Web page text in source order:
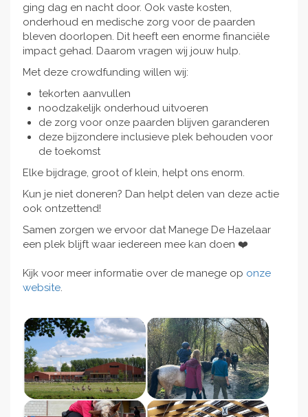
ging dag en nacht door. Ook vaste kosten,
onderhoud en medische zorg voor de paarden
bleven doorlopen. Dit heeft een enorme financiële
impact gehad. Daarom vragen wij jouw hulp.
Met deze crowdfunding willen wij:
tekorten aanvullen
noodzakelijk onderhoud uitvoeren
de zorg voor onze paarden blijven garanderen
deze bijzondere inclusieve plek behouden voor
de toekomst
Elke bijdrage, groot of klein, helpt ons enorm.
Kun je niet doneren? Dan helpt delen van deze actie
ook ontzettend!
Samen zorgen we ervoor dat Manege De Hazelaar
een plek blijft waar iedereen mee kan doen ❤️
Kijk voor meer informatie over de manege op onze
website.